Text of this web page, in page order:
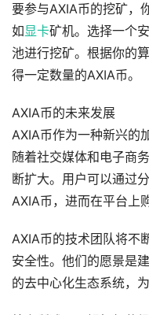
要参与AXIA币的挖矿，
如显卡矿机。选择一个
池进行挖矿。根据你的
得一定数量的AXIA币。
AXIA币的未来发展
AXIA币作为一种新兴的
随着社交媒体和电子商
断扩大。用户可以通过
AXIA币，进而在平台上
AXIA币的技术团队将不
安全性。他们的愿景是
的去中心化生态系统，